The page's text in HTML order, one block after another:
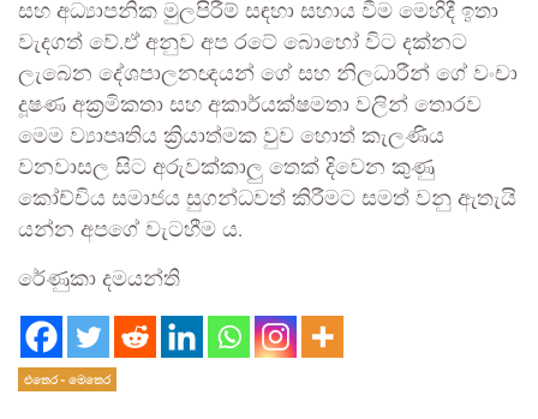
සහ අධ්‍යාපනික මුලපිරීම් සඳහා සහාය වීම මෙහිදී ඉතා
වැදගත් වේ.ඒ අනුව අප රටේ බොහෝ විට දක්නට
ලැබෙන දේශපාලනඥයන් ගේ සහ නිලධාරීන් ගේ වංචා
දූෂණ අක්‍රමිකතා සහ අකාර්යක්ෂමතා වලින් තොරව
මෙම ව්‍යාපෘතිය ක්‍රියාත්මක වුව හොත් කැලණිය
වනවාසල සිට අරුවක්කාලු තෙක් දිවෙන කුණු
කෝච්චිය සමාජය සුගන්ධවත් කිරීමට සමත් වනු ඇතැයි
යන්න අපගේ වැටහීම ය.
රේණුකා දමයන්ති
එතෙර - මෙතෙර